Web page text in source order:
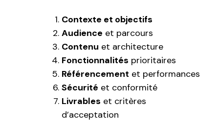
Contexte et objectifs
Audience et parcours
Contenu et architecture
Fonctionnalités prioritaires
Référencement et performances
Sécurité et conformité
Livrables et critères
d’acceptation